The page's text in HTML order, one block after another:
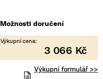
Výkupní formulář >>
3 066 Kč
Možnosti doručení